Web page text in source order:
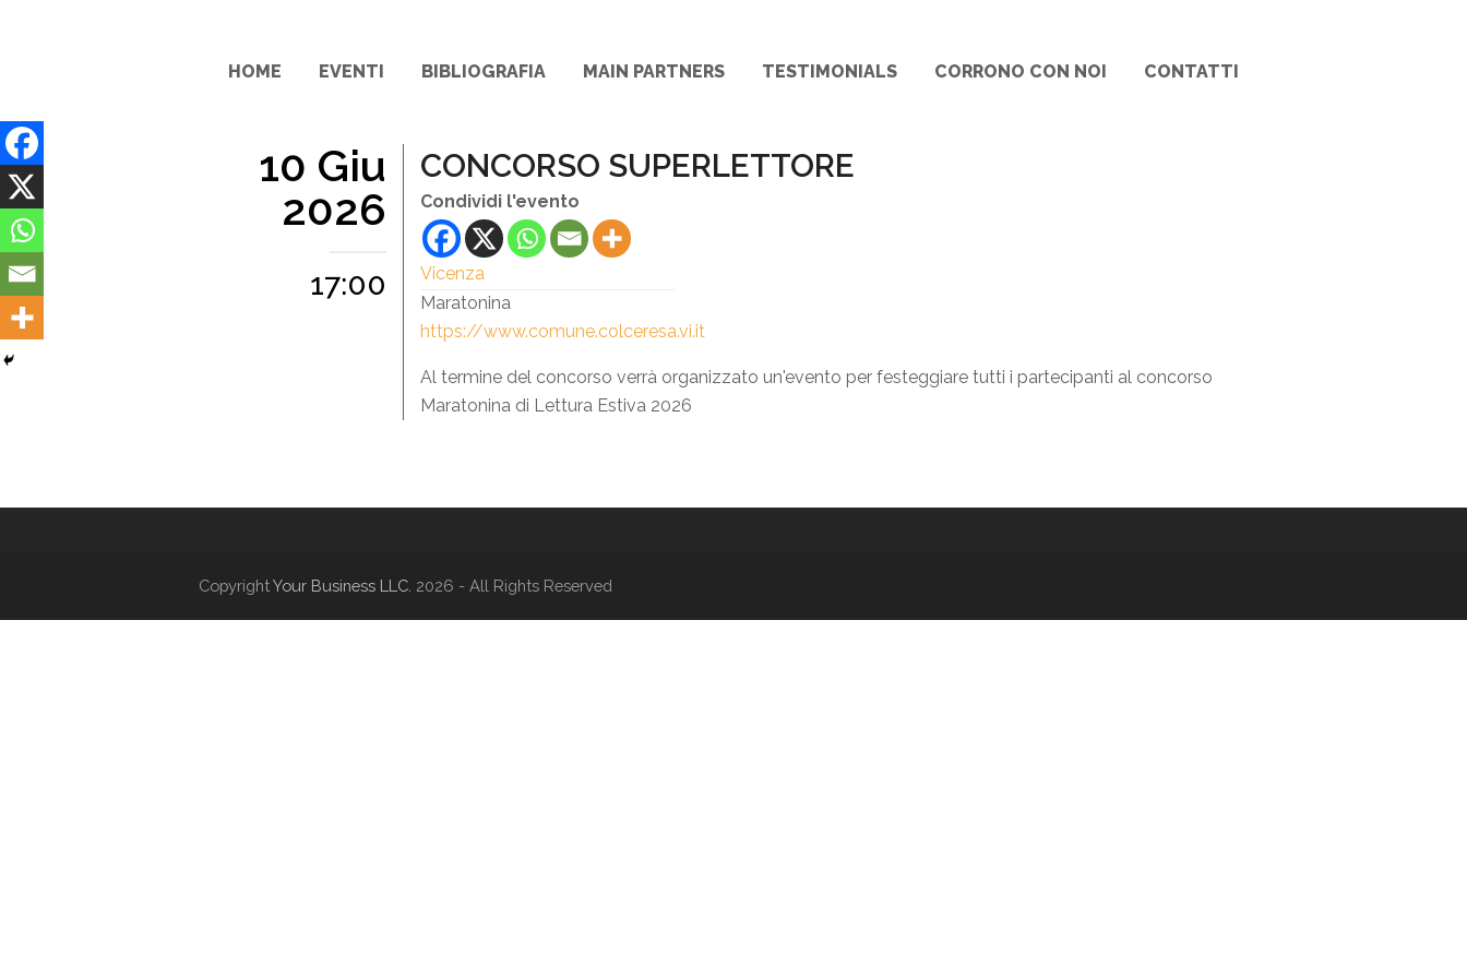
HOME EVENTI BIBLIOGRAFIA MAIN PARTNERS TESTIMONIALS CORRONO CON NOI CONTATTI
10 Giu
2026
17:00
CONCORSO SUPERLETTORE
Condividi l'evento
Vicenza
Maratonina
https://www.comune.colceresa.vi.it
Al termine del concorso verrà organizzato un'evento per festeggiare tutti i partecipanti al concorso
Maratonina di Lettura Estiva 2026
CopyrightYour Business LLC. 2026 - All Rights Reserved